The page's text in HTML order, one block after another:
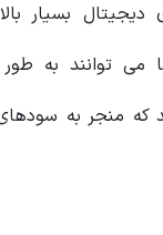
دیجیتال بسیار
می توانند به
که منجر به